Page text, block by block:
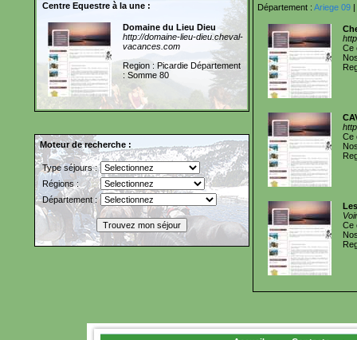
Centre Equestre à la une :
Domaine du Lieu Dieu
http://domaine-lieu-dieu.cheval-
vacances.com
Region : Picardie Département
: Somme 80
Moteur de recherche :
Type séjours :
Régions :
Département :
Département : Ariege 09 |
Ce
Ce
Ce